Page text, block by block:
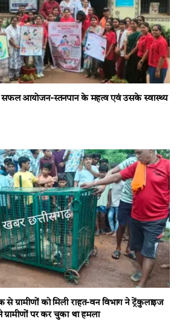
सफल आयोजन-स्तनपान के महत्व एवं उसके स्वास्थ्य
को मिली राहत-वन विभाग ने ट्रेंकुलाइज
पर कर चुका था हमला